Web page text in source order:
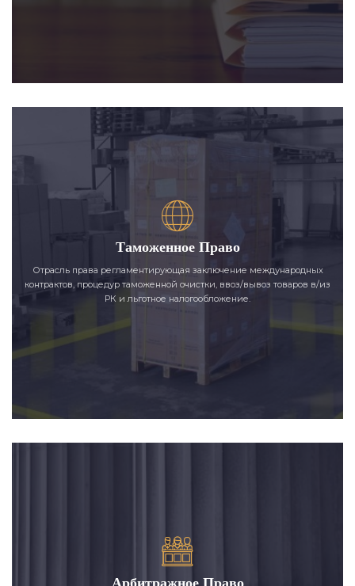
Таможенное Право
Отрасль права регламентирующая заключение международных
контрактов, процедур таможенной очистки, ввоз/вывоз товаров в/из
РК и льготное налогообложение.